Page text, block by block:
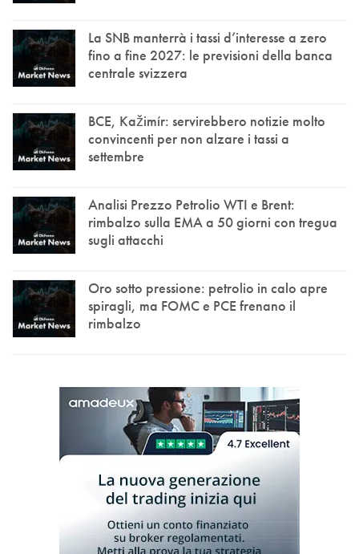
La SNB manterrà i tassi d’interesse a zero
fino a fine 2027: le previsioni della banca
centrale svizzera
BCE, Kažimír: servirebbero notizie molto
convincenti per non alzare i tassi a
settembre
Analisi Prezzo Petrolio WTI e Brent:
rimbalzo sulla EMA a 50 giorni con tregua
sugli attacchi
Oro sotto pressione: petrolio in calo apre
spiragli, ma FOMC e PCE frenano il
rimbalzo